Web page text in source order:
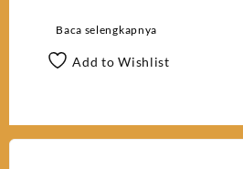
Baca selengkapnya
Add to Wishlist